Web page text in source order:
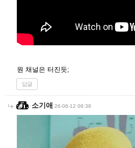
원 채널은 터진듯;
답글
소기애 26-06-12 08:38